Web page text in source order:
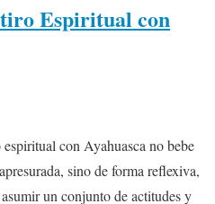
Espiritual con
con Ayahuasca no bebe
sino de forma reflexiva,
un conjunto de actitudes y